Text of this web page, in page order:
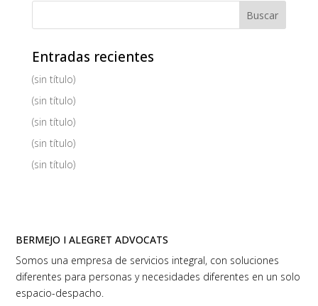
Entradas recientes
(sin título)
(sin título)
(sin título)
(sin título)
(sin título)
BERMEJO I ALEGRET ADVOCATS
Somos una empresa de servicios integral, con soluciones
diferentes para personas y necesidades diferentes en un solo
espacio-despacho.